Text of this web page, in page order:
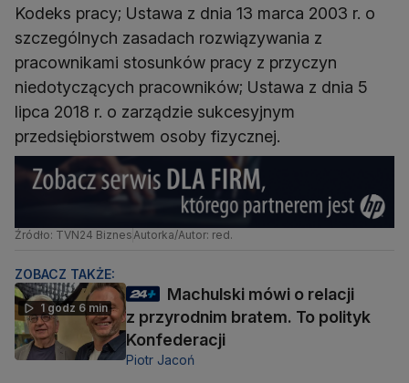
Kodeks pracy; Ustawa z dnia 13 marca 2003 r. o
szczególnych zasadach rozwiązywania z
pracownikami stosunków pracy z przyczyn
niedotyczących pracowników; Ustawa z dnia 5
lipca 2018 r. o zarządzie sukcesyjnym
przedsiębiorstwem osoby fizycznej.
Źródło: TVN24 BiznesAutorka/Autor: red.
ZOBACZ TAKŻE:
1 godz 6 min
Machulski mówi o relacji
z przyrodnim bratem. To polityk
Konfederacji
Piotr Jacoń